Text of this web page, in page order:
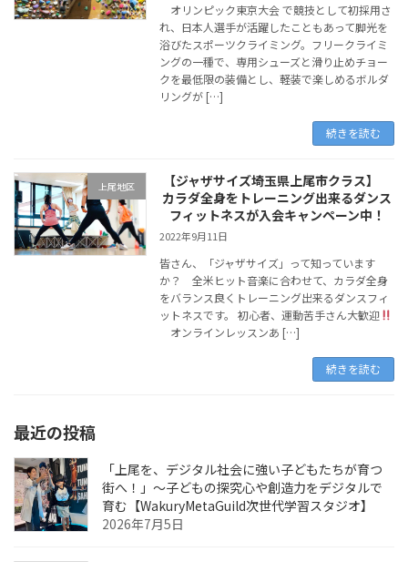
オリンピック東京大会 で競技として初採用さ
れ、日本人選手が活躍したこともあって脚光を
浴びたスポーツクライミング。フリークライミ
ングの一種で、専用シューズと滑り止めチョー
クを最低限の装備とし、軽装で楽しめるボルダ
リングが […]
続きを読む
上尾地区
【ジャザサイズ埼玉県上尾市クラス】
カラダ全身をトレーニング出来るダンス
フィットネスが入会キャンペーン中！
2022年9月11日
皆さん、「ジャザサイズ」って知っています
か？ 全米ヒット音楽に合わせて、カラダ全身
をバランス良くトレーニング出来るダンスフィ
ットネスです。 初心者、運動苦手さん大歓迎
オンラインレッスンあ […]
続きを読む
最近の投稿
「上尾を、デジタル社会に強い子どもたちが育つ
街へ！」〜子どもの探究心や創造力をデジタルで
育む【WakuryMetaGuild次世代学習スタジオ】
2026年7月5日